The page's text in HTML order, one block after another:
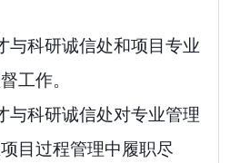
与科研诚信处和项目专业
工作。
与科研诚信处对专业管理
目过程管理中履职尽